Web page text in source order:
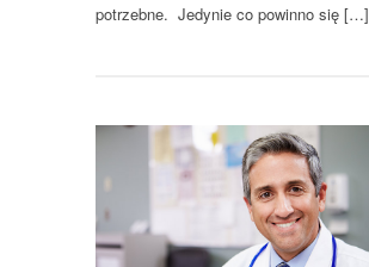
potrzebne. Jedynie co powinno się […]